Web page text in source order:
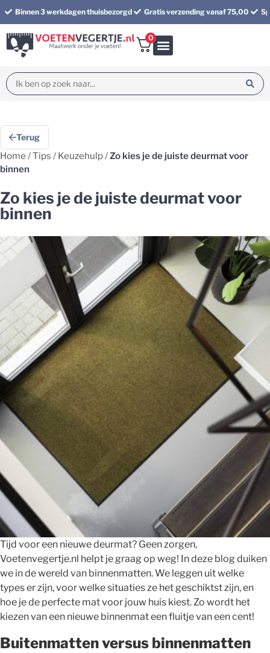
Binnen 3 werkdagen thuisbezorgd Gratis verzending vanaf 75,00
0
Terug
Home /Tips / Keuzehulp/Zo kies je de juiste deurmat voor
binnen
Zo kies je de juiste deurmat voor
binnen
Tijd voor een nieuwe deurmat? Geen zorgen,
Voetenvegertje.nl helpt je graag op weg! In deze blog duiken
we in de wereld van binnenmatten. We leggen uit welke
types er zijn, voor welke situaties ze het geschiktst zijn, en
hoe je de perfecte mat voor jouw huis kiest. Zo wordt het
kiezen van een nieuwe binnenmat een fluitje van een cent!
Buitenmatten versus binnenmatten